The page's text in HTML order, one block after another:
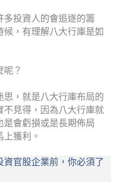
多投資人的會追逐的籌
，有理解八大行庫是如
呢？
，就是八大行庫布局的
不見得，因為八大行庫就
會虧損或是長期佈局
獲利。
資官股企業前，你必須了